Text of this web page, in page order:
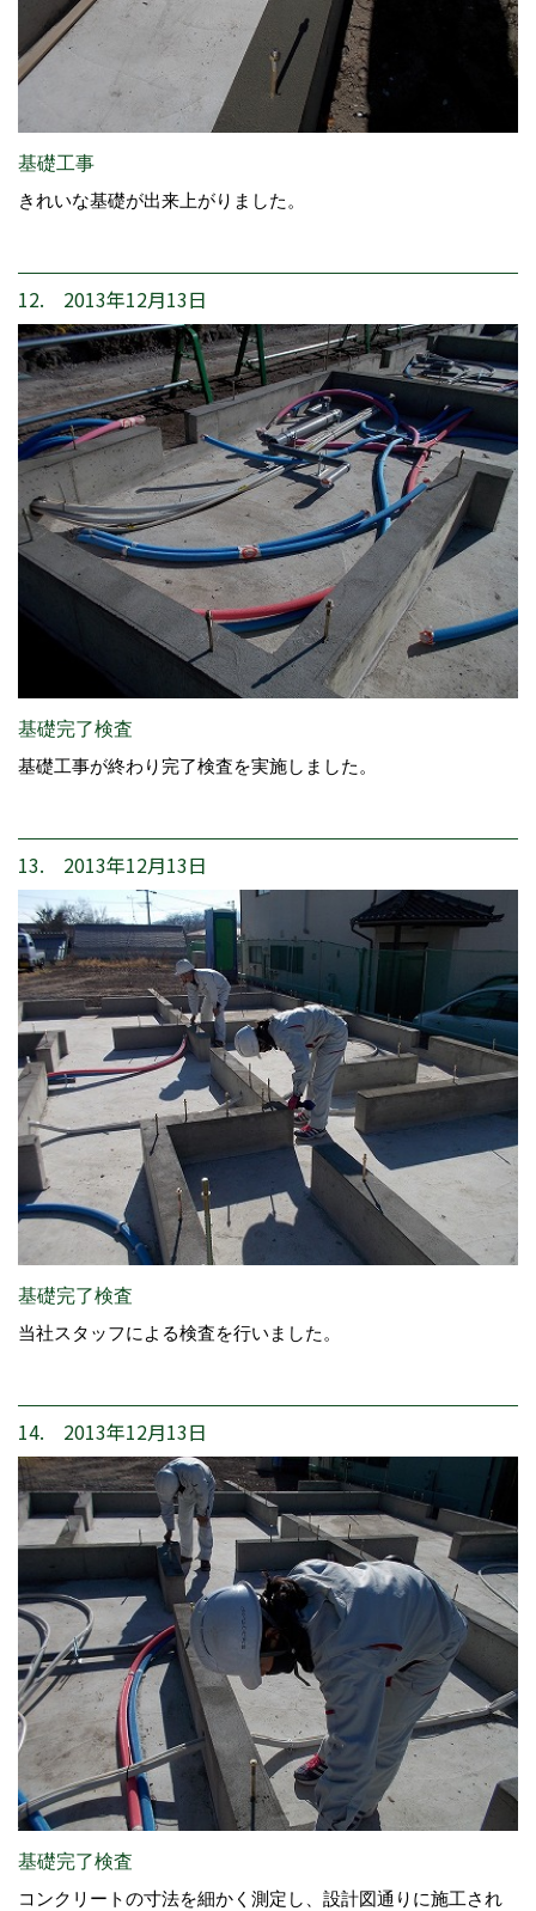
基礎工事
きれいな基礎が出来上がりました。
12. 2013年12月13日
基礎完了検査
基礎工事が終わり完了検査を実施しました。
13. 2013年12月13日
基礎完了検査
当社スタッフによる検査を行いました。
14. 2013年12月13日
基礎完了検査
コンクリートの寸法を細かく測定し、設計図通りに施工され